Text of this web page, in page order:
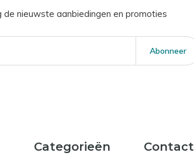
de nieuwste aanbiedingen en promoties
Abonneer
Categorieën Contact